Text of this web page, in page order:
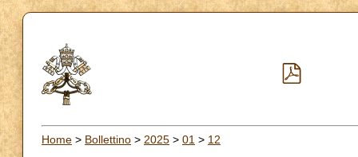
Home > Bollettino > 2025 > 01 > 12